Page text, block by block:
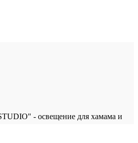
- освещение для хамама и